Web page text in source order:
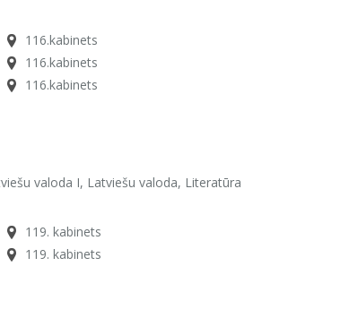
116.kabinets
116.kabinets
116.kabinets
valoda I, Latviešu valoda, Literatūra
119. kabinets
119. kabinets